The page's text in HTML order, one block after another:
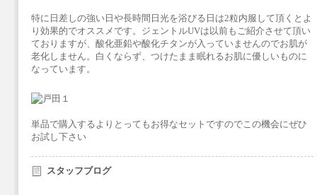
特に日差しの強い日や長時間日光を浴びる日は2粒内服して頂くとよ
り効果的でオススメです。ジェントルUVは以前もご紹介させて頂い
ておりますが、酸化亜鉛や酸化チタンが入っていませんのでお肌が
老化しません。白くならず、つけたまま眠れるお肌に優しいものに
なっています。
単品で購入するよりとってもお得なセットですのでこの機会にぜひ
お試し下さい
スタッフブログ